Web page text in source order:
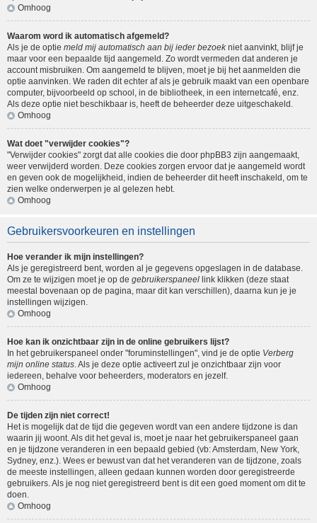
Omhoog
Waarom word ik automatisch afgemeld?
Als je de optie meld mij automatisch aan bij ieder bezoekniet aanvinkt, blijf je
maar voor een bepaalde tijd aangemeld. Zo wordt vermeden dat anderen je
account misbruiken. Om aangemeld te blijven, moet je bij het aanmelden die
optie aanvinken. We raden dit echter af als je gebruik maakt van een openbare
computer, bijvoorbeeld op school, in de bibliotheek, in een internetcafé, enz.
Als deze optie niet beschikbaar is, heeft de beheerder deze uitgeschakeld.
Omhoog
Wat doet "verwijder cookies"?
"Verwijder cookies" zorgt dat alle cookies die door phpBB3 zijn aangemaakt,
weer verwijderd worden. Deze cookies zorgen ervoor dat je aangemeld wordt
en geven ook de mogelijkheid, indien de beheerder dit heeft inschakeld, om te
zien welke onderwerpen je al gelezen hebt.
Omhoog
Gebruikersvoorkeuren en instellingen
Hoe verander ik mijn instellingen?
Als je geregistreerd bent, worden al je gegevens opgeslagen in de database.
Om ze te wijzigen moet je op de gebruikerspaneel link klikken (deze staat
meestal bovenaan op de pagina, maar dit kan verschillen), daarna kun je je
instellingen wijzigen.
Omhoog
Hoe kan ik onzichtbaar zijn in de online gebruikers lijst?
In het gebruikerspaneel onder "foruminstellingen", vind je de optie Verberg
mijn online status. Als je deze optie activeert zul je onzichtbaar zijn voor
iedereen, behalve voor beheerders, moderators en jezelf.
Omhoog
De tijden zijn niet correct!
Het is mogelijk dat de tijd die gegeven wordt van een andere tijdzone is dan
waarin jij woont. Als dit het geval is, moet je naar het gebruikerspaneel gaan
en je tijdzone veranderen in een bepaald gebied (vb: Amsterdam, New York,
Sydney, enz.). Wees er bewust van dat het veranderen van de tijdzone, zoals
de meeste instellingen, alleen gedaan kunnen worden door geregistreerde
gebruikers. Als je nog niet geregistreerd bent is dit een goed moment om dit te
doen.
Omhoog